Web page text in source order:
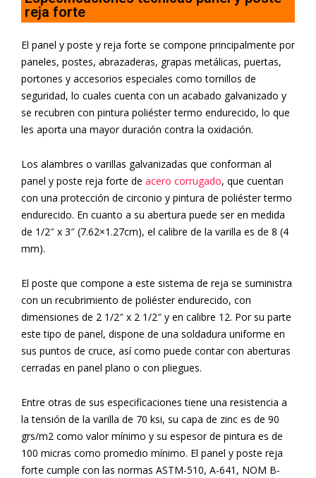
reja forte
El panel y poste y reja forte se compone principalmente por
paneles, postes, abrazaderas, grapas metálicas, puertas,
portones y accesorios especiales como tornillos de
seguridad, lo cuales cuenta con un acabado galvanizado y
se recubren con pintura poliéster termo endurecido, lo que
les aporta una mayor duración contra la oxidación.
Los alambres o varillas galvanizadas que conforman al
panel y poste reja forte de acero corrugado, que cuentan
con una protección de circonio y pintura de poliéster termo
endurecido. En cuanto a su abertura puede ser en medida
de 1/2″ x 3″ (7.62×1.27cm), el calibre de la varilla es de 8 (4
mm).
El poste que compone a este sistema de reja se suministra
con un recubrimiento de poliéster endurecido, con
dimensiones de 2 1/2″ x 2 1/2″ y en calibre 12. Por su parte
este tipo de panel, dispone de una soldadura uniforme en
sus puntos de cruce, así como puede contar con aberturas
cerradas en panel plano o con pliegues.
Entre otras de sus especificaciones tiene una resistencia a
la tensión de la varilla de 70 ksi, su capa de zinc es de 90
grs/m2 como valor mínimo y su espesor de pintura es de
100 micras como promedio mínimo. El panel y poste reja
forte cumple con las normas ASTM-510, A-641, NOM B-